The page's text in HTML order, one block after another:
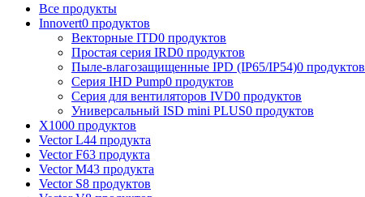
Все продукты
Innovert0 продуктов
Векторные ITD0 продуктов
Простая серия IRD0 продуктов
Пыле-влагозащищенные IPD (IP65/IP54)0 продуктов
Серия IHD Pump0 продуктов
Серия для вентиляторов IVD0 продуктов
Универсальный ISD mini PLUS0 продуктов
X1000 продуктов
Vector L44 продукта
Vector F63 продукта
Vector M43 продукта
Vector S8 продуктов